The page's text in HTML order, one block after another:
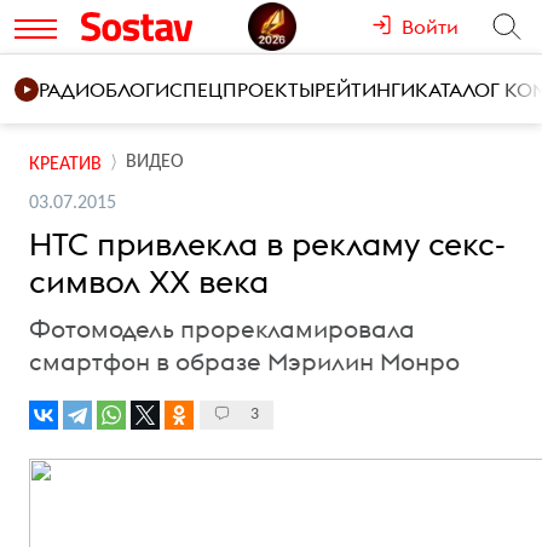
Войти
РАДИОБЛОГИСПЕЦПРОЕКТЫРЕЙТИНГИКАТАЛОГ
КРЕАТИВ ВИДЕО
03.07.2015
HTC привлекла в рекламу секс-
символ XX века
Фотомодель прорекламировала
смартфон в образе Мэрилин Монро
3